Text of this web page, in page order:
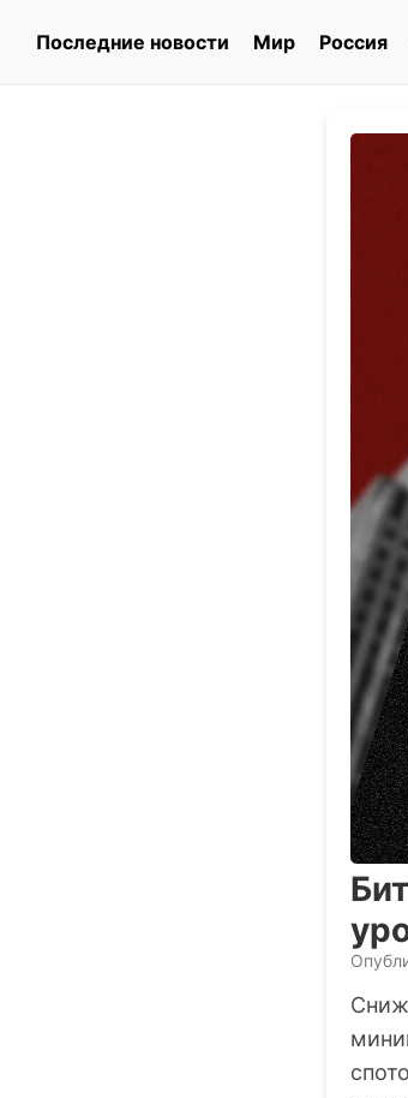
Последние новости Мир Россия